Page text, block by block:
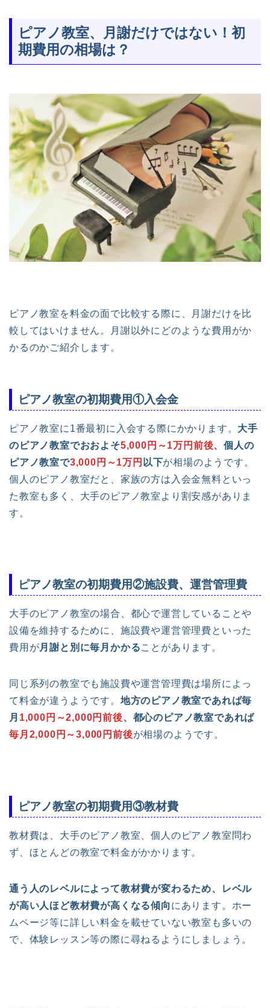
ピアノ教室、月謝だけではない！初
期費用の相場は？
ピアノ教室を料金の面で比較する際に、月謝だけを比
較してはいけません。月謝以外にどのような費用がか
かるのかご紹介します。
ピアノ教室の初期費用①入会金
ピアノ教室に1番最初に入会する際にかかります。 大手
のピアノ教室でおおよそ5,000円～1万円前後、個人の
ピアノ教室で3,000円～1万円 以下が相場のようです。
個人のピアノ教室だと、家族の方は入会金無料といっ
た教室も多く、大手のピアノ教室より割安感がありま
す。
ピアノ教室の初期費用②施設費、運営管理費
大手のピアノ教室の場合、都心で運営していることや
設備を維持するために、施設費や運営管理費といった
費用が月謝と別に毎月かかることがあります。
同じ系列の教室でも施設費や運営管理費は場所によっ
て料金が違うようです。 地方のピアノ教室であれば毎
月 1,000円～2,000円前後、都心のピアノ教室であれば
毎月2,000円～3,000円前後が相場のようです。
ピアノ教室の初期費用③教材費
教材費は、大手のピアノ教室、個人のピアノ教室問わ
ず、ほとんどの教室で料金がかかります。
通う人のレベルによって教材費が変わるため、レベル
が高い人ほど教材費が高くなる傾向 にあります。ホー
ムページ等に詳しい料金を載せていない教室も多いの
で、体験レッスン等の際に尋ねるようにしましょう。